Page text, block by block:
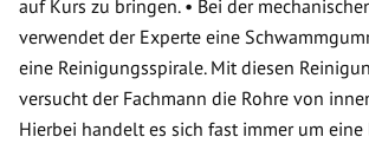
auf Kurs zu bringen. • Bei der
verwendet der Experte eine
eine Reinigungsspirale. Mit diesen
versucht der Fachmann die Rohre von
Hierbei handelt es sich fast immer um